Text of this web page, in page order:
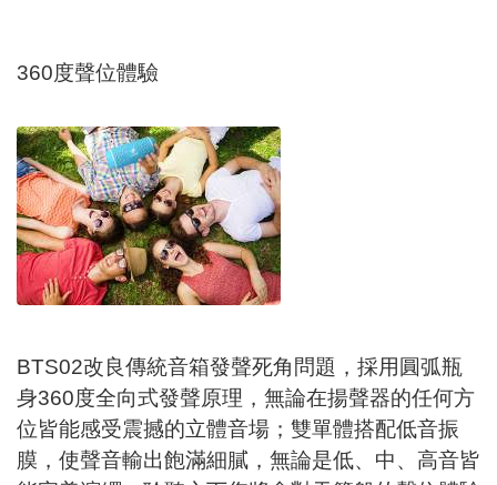
360度聲位體驗
BTS02改良傳統音箱發聲死角問題，採用圓弧瓶
身360度全向式發聲原理，無論在揚聲器的任何方
位皆能感受震撼的立體音場；雙單體搭配低音振
膜，使聲音輸出飽滿細膩，無論是低、中、高音皆